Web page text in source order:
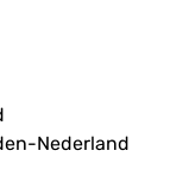
Nederland